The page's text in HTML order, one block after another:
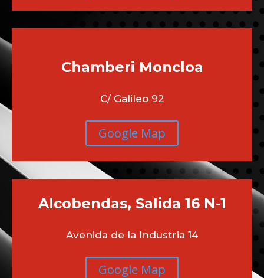
Chamberi Moncloa
C/ Galileo 92
Google Map
Alcobendas, Salida 16 N-1
Avenida de la Industria 14
Google Map